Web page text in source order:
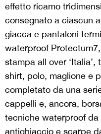
effetto ricamo
consegnato a ciascun
giacca e pantaloni
waterproof
stampa all over
shirt, polo, maglione e
completato da una
cappelli e, ancora,
tecniche waterproof
antighiaccio e scarpe